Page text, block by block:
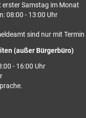
erster Samstag im Monat
08:00 - 13:00 Uhr
sind nur mit
(außer Bürgerbüro)
- 16:00 Uhr